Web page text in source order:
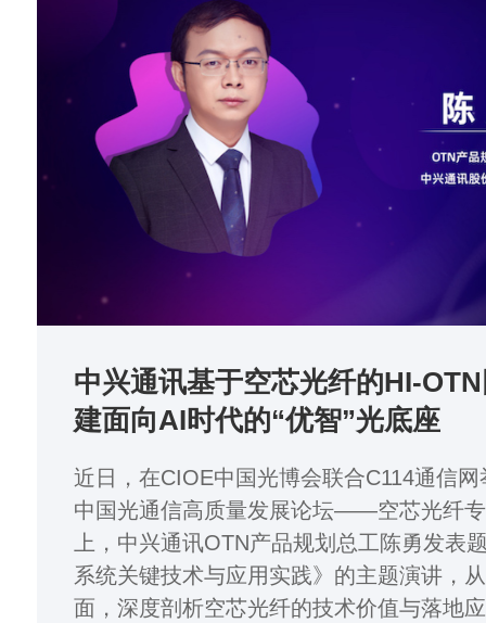
中兴通讯基于空芯光纤的HI-
建面向AI时代的“优智”光底座
近日，在CIOE中国光博会联合C114通信网
中国光通信高质量发展论坛——空芯光纤专
上，中兴通讯OTN产品规划总工陈勇发表
系统关键技术与应用实践》的主题演讲，
面，深度剖析空芯光纤的技术价值与落地